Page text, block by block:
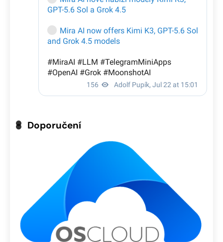
Doporučení